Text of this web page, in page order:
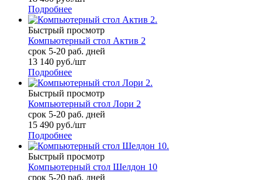
Подробнее
Быстрый просмотр
Компьютерный стол Актив 2
срок 5-20 раб. дней
13 140 руб./шт
Подробнее
Быстрый просмотр
Компьютерный стол Лори 2
срок 5-20 раб. дней
15 490 руб./шт
Подробнее
Быстрый просмотр
Компьютерный стол Шелдон 10
срок 5-20 раб. дней